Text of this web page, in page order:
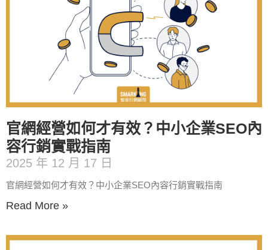
官網經營如何才有效？中小企業SEO內
容行銷實戰指南
2025 年 12 月 17 日
官網經營如何才有效？中小企業SEO內容行銷實戰指南
Read More »